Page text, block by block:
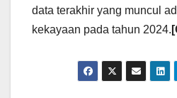
data terakhir yang muncul
kekayaan pada tahun 2024.